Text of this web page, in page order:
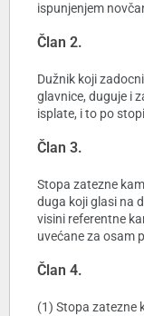
ispunjenjem
Član 2.
Dužnik koji
glavnice, duguje i
isplate, i to po
Član 3.
Stopa zatezne
duga koji glasi na
visini referentne
uvećane za osam
Član 4.
(1) Stopa zatezne